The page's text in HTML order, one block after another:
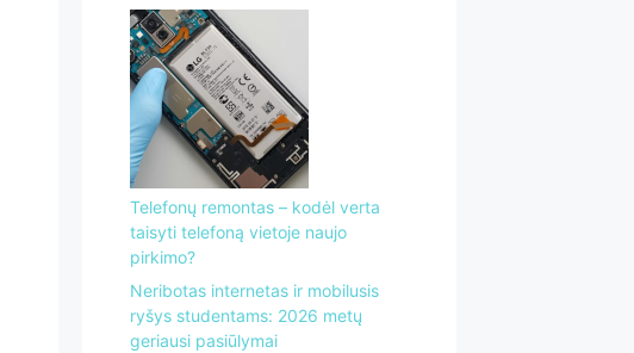
Telefonų remontas – kodėl verta
taisyti telefoną vietoje naujo
pirkimo?
Neribotas internetas ir mobilusis
ryšys studentams: 2026 metų
geriausi pasiūlymai